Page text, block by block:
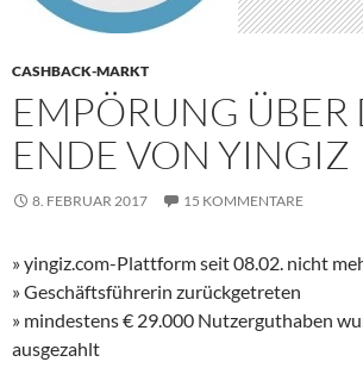
CASHBACK-MARKT
EMPÖRUNG ÜBER
ENDE VON YINGIZ
8. FEBRUAR 2017 15 KOMMENTARE
» yingiz.com-Plattform seit 08.02. nicht
» Geschäftsführerin zurückgetreten
» mindestens € 29.000 Nutzerguthaben
ausgezahlt